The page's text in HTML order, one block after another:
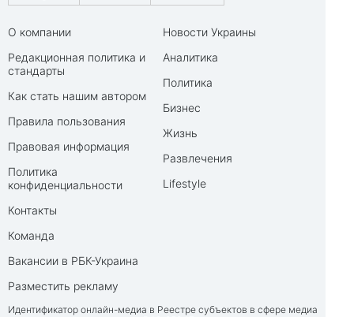
О компании
Редакционная политика и
стандарты
Как стать нашим автором
Правила пользования
Правовая информация
Политика
конфиденциальности
Контакты
Команда
Вакансии в РБК-Украина
Разместить рекламу
Новости Украины
Аналитика
Политика
Бизнес
Жизнь
Развлечения
Lifestyle
Идентификатор онлайн-медиа в Реестре субъектов в сфере медиа